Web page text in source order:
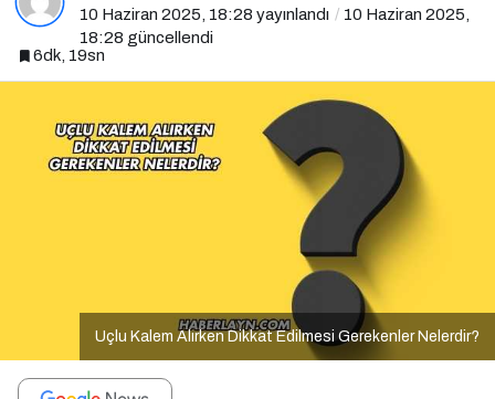
10 Haziran 2025, 18:28 yayınlandı
10 Haziran 2025,
18:28 güncellendi
6dk, 19sn
Uçlu Kalem Alırken Dikkat Edilmesi Gerekenler Nelerdir?